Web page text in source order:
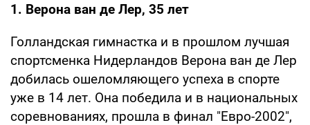
1. Верона ван де Лер, 35 лет
Голландская гимнастка и в прошлом лучшая
спортсменка Нидерландов Верона ван де Лер
добилась ошеломляющего успеха в спорте
уже в 14 лет. Она победила и в национальных
соревнованиях, прошла в финал "Евро-2002",